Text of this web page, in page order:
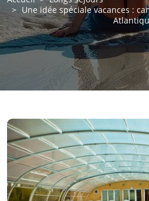
Une idée spéciale vacances :